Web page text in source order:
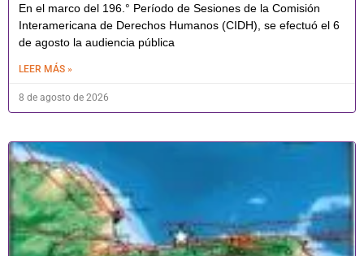
En el marco del 196.° Período de Sesiones de la Comisión
Interamericana de Derechos Humanos (CIDH), se efectuó el 6
de agosto la audiencia pública
LEER MÁS »
8 de agosto de 2026